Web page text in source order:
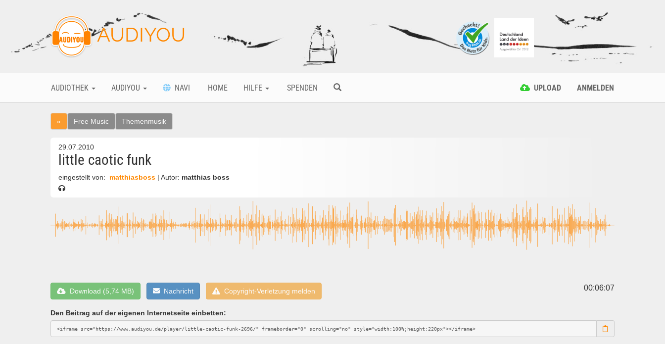
AUDIYOU
AUDIOTHEK AUDIYOU NAVI HOME HILFE SPENDEN UPLOAD ANMELDEN
« Free Music Themenmusik
29.07.2010
little caotic funk
eingestellt von: matthiasboss | Autor: matthias boss
Download (5,74 MB) Nachricht Copyright-Verletzung melden 00:06:07
Den Beitrag auf der eigenen Internetseite einbetten: